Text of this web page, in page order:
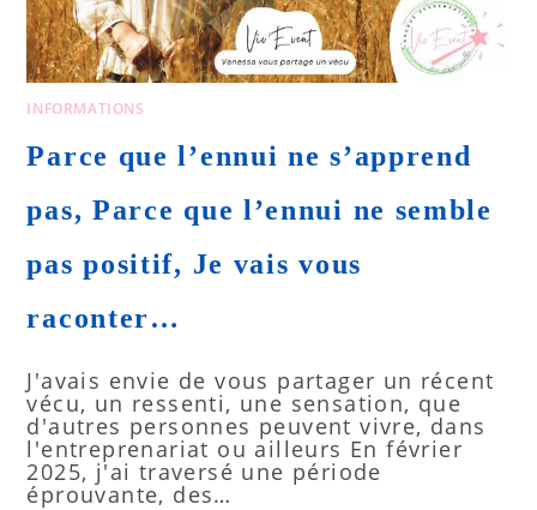
INFORMATIONS
Parce que l’ennui ne s’apprend
pas, Parce que l’ennui ne semble
pas positif, Je vais vous
raconter…
J'avais envie de vous partager un récent
vécu, un ressenti, une sensation, que
d'autres personnes peuvent vivre, dans
l'entreprenariat ou ailleurs En février
2025, j'ai traversé une période
éprouvante, des…